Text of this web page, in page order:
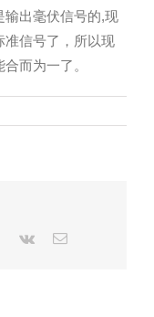
输出毫伏信号的,现
准信号了，所以现
而为一了。
Pinterest
Vk Email